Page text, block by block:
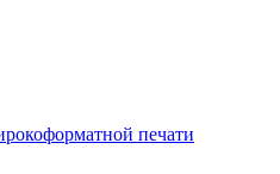
печати